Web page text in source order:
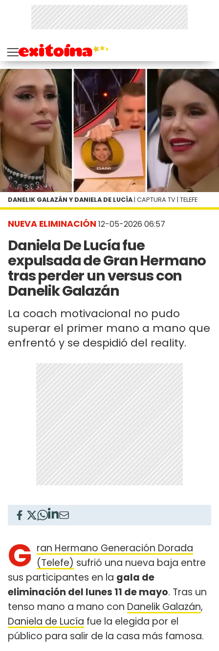
NUEVA ELIMINACIÓN 12-05-2026 06:57
Daniela De Lucía fue
expulsada de Gran Hermano
tras perder un versus con
Danelik Galazán
La coach motivacional no pudo
superar el primer mano a mano que
enfrentó y se despidió del reality.
DANELIK GALAZÁN Y DANIELA DE LUCÍA | CAPTURA TV | TELEFE
G ran Hermano Generación Dorada
(Telefe) sufrió una nueva baja entre
sus participantes en la gala de
eliminación del lunes 11 de mayo. Tras un
tenso mano a mano con Danelik Galazán,
Daniela de Lucía fue la elegida por el
público para salir de la casa más famosa.